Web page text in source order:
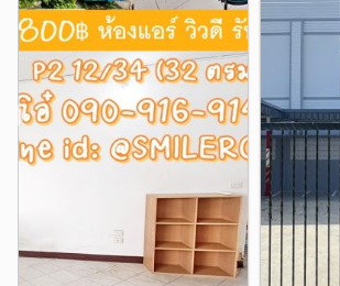
สถานีตำรวจภูธรปากเกร็ด